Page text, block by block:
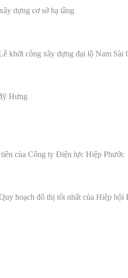
dựng cơ sở hạ tầng
khởi công xây dựng đại lộ Nam Sài
Hưng
của Công ty Điện lực Hiệp
hoạch đô thị tốt nhất của Hiệp hội